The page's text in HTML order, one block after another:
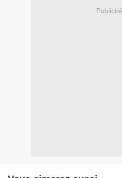
Publicité